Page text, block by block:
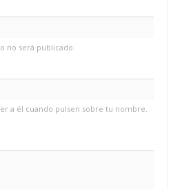
no será publicado.
a él cuando pulsen sobre tu nombre.